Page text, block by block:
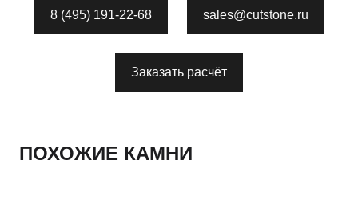
8 (495) 191-22-68 sales@cutstone.ru
Заказать расчёт
ПОХОЖИЕ КАМНИ